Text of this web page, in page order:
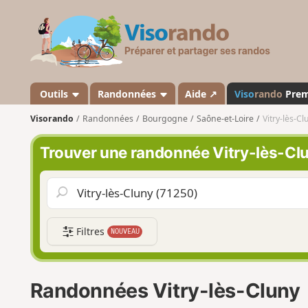
s
a
n
d
o
Outils Randonnées Aide ↗ Visorando
Visorando Randonnées Bourgogne Saône-et-Loire Vitry-lès-
Trouver une randonnée Vitry-lès-
Filtres NOUVEAU
Randonnées Vitry-lès-Cluny